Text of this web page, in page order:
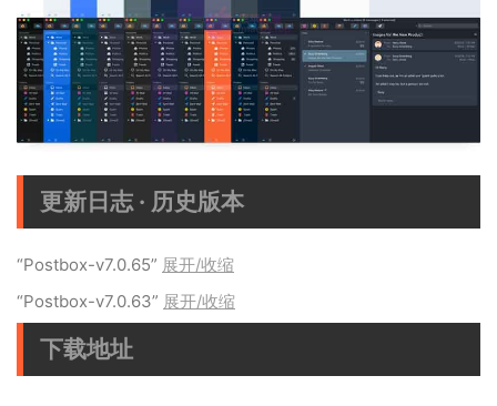
更新日志 · 历史版本
“Postbox-v7.0.65” 展开/收缩
“Postbox-v7.0.63” 展开/收缩
下载地址